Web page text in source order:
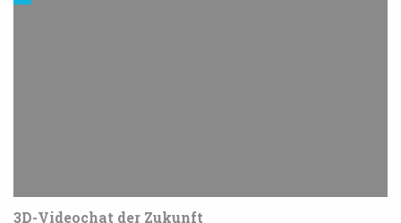
3D-Videochat der Zukunft